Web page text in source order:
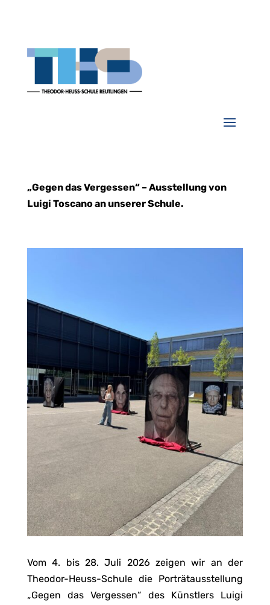
„Gegen das Vergessen“ – Ausstellung von
Luigi Toscano an unserer Schule.
Vom 4. bis 28. Juli 2026 zeigen wir an der
Theodor-Heuss-Schule die Porträtausstellung
„Gegen das Vergessen“ des Künstlers Luigi